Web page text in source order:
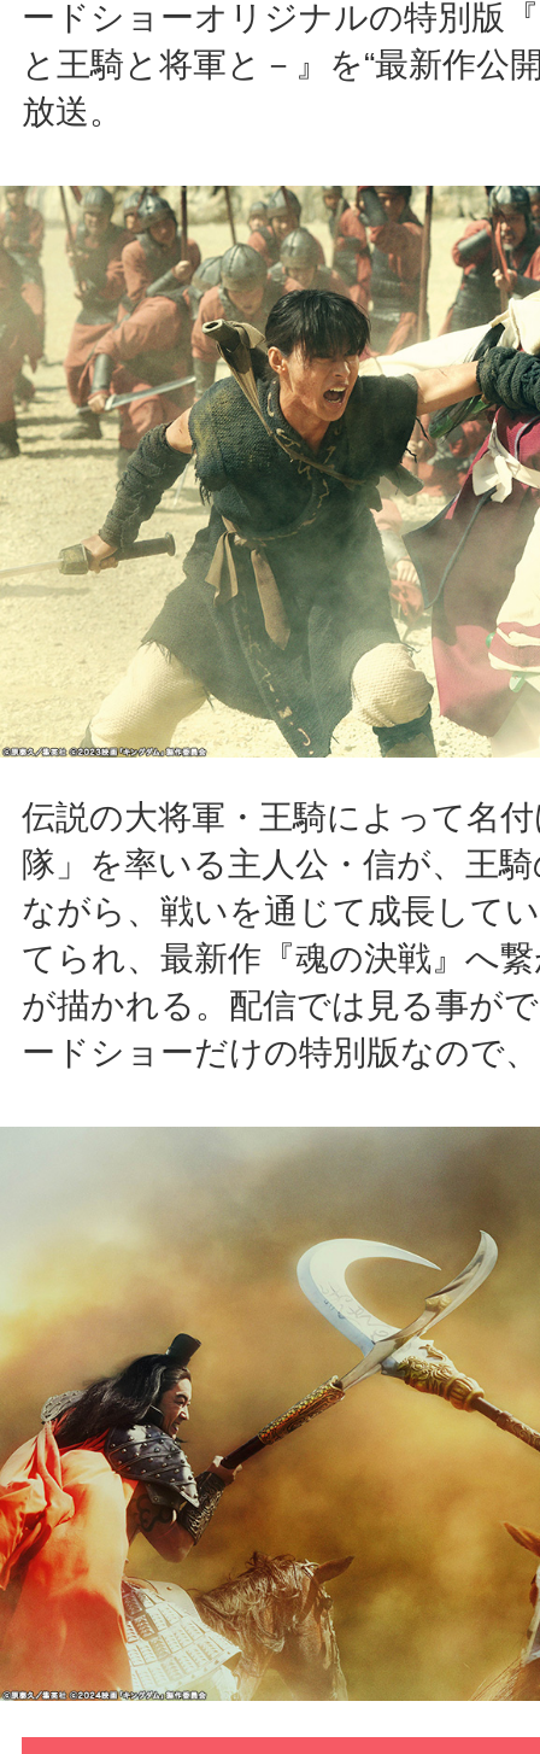
ードショーオリジナルの特別版
と王騎と将軍と－』を“最新作公
放送。
伝説の大将軍・王騎によって名
隊」を率いる主人公・信が、王
ながら、戦いを通じて成長して
てられ、最新作『魂の決戦』へ
が描かれる。配信では見る事が
ードショーだけの特別版なので